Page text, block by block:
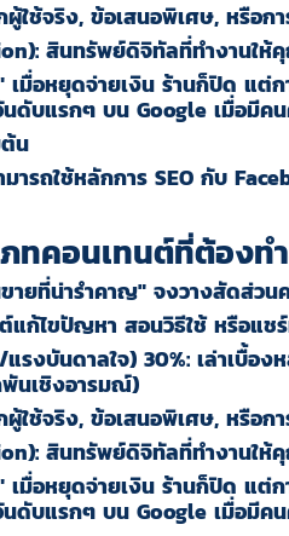
ผู้ใช้จริง, ข้อเสนอพิเศษ, หรือ
สินทรัพย์ดิจิทัลที่ทำงานใ
มื่อหยุดจ่ายเงิน ร้านก็ปิด แต่
บแรกๆ บน Google เมื่อมีคน
ต้น
รถใช้หลักการ SEO กับ
ทคอนเทนต์ที่ต้องท
ยที่น่ารำคาญ" จงวางสัดส่วน
แก้ไขปัญหา สอนวิธีใช้ หรือแช
/แรงบันดาลใจ) 30%: เล่าเบื้อง
นเชิงอารมณ์)
ผู้ใช้จริง, ข้อเสนอพิเศษ, หรือ
สินทรัพย์ดิจิทัลที่ทำงานใ
มื่อหยุดจ่ายเงิน ร้านก็ปิด แต่
บแรกๆ บน Google เมื่อมีคน